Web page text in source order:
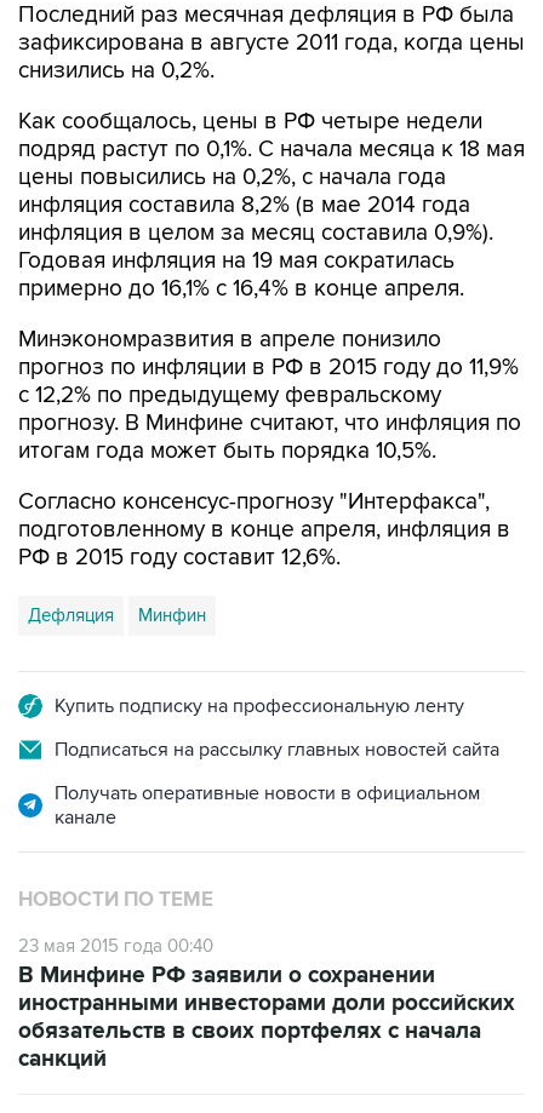
Последний раз месячная дефляция в РФ была
зафиксирована в августе 2011 года, когда цены
снизились на 0,2%.
Как сообщалось, цены в РФ четыре недели
подряд растут по 0,1%. С начала месяца к 18 мая
цены повысились на 0,2%, с начала года
инфляция составила 8,2% (в мае 2014 года
инфляция в целом за месяц составила 0,9%).
Годовая инфляция на 19 мая сократилась
примерно до 16,1% с 16,4% в конце апреля.
Минэкономразвития в апреле понизило
прогноз по инфляции в РФ в 2015 году до 11,9%
с 12,2% по предыдущему февральскому
прогнозу. В Минфине считают, что инфляция по
итогам года может быть порядка 10,5%.
Согласно консенсус-прогнозу "Интерфакса",
подготовленному в конце апреля, инфляция в
РФ в 2015 году составит 12,6%.
Дефляция Минфин
Купить подписку на профессиональную ленту
Подписаться на рассылку главных новостей сайта
Получать оперативные новости в официальном
канале
НОВОСТИ ПО ТЕМЕ
23 мая 2015 года 00:40
В Минфине РФ заявили о сохранении
иностранными инвесторами доли российских
обязательств в своих портфелях с начала
санкций